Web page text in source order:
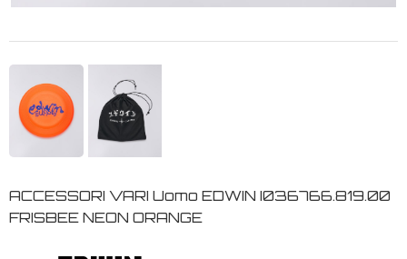
ACCESSORI VARI Uomo EDWIN I036766.819.00
FRISBEE NEON ORANGE